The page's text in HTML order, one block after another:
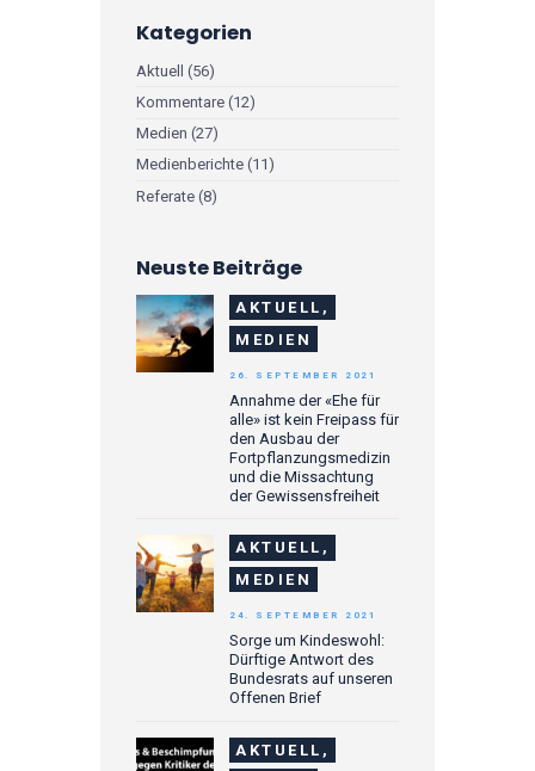
Kategorien
Aktuell (56)
Kommentare (12)
Medien (27)
Medienberichte (11)
Referate (8)
Neuste Beiträge
AKTUELL,
MEDIEN
Annahme der «Ehe für
alle» ist kein Freipass für
den Ausbau der
Fortpflanzungsmedizin
und die Missachtung
der Gewissensfreiheit
26. SEPTEMBER 2021
AKTUELL,
MEDIEN
Sorge um Kindeswohl:
Dürftige Antwort des
Bundesrats auf unseren
Offenen Brief
24. SEPTEMBER 2021
AKTUELL,